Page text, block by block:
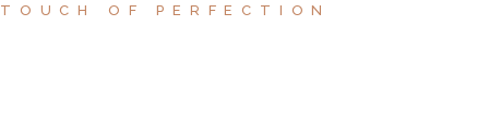
TOUCH OF PERFECTION